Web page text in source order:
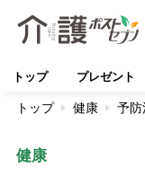
トップ プレゼント
トップ 健康 予防
健康